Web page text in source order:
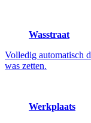
Wasstraat
Volledig automatisch
was zetten.
Werkplaats